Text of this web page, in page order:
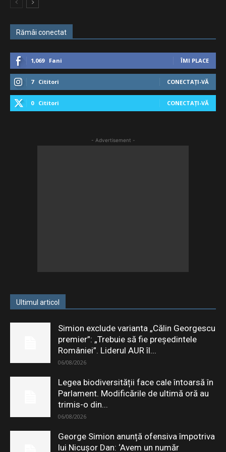
Rămâi conectat
1,069 Fani ÎMI PLACE
7 Cititori CONECTAȚI-VĂ
0 Cititori CONECTAȚI-VĂ
- Advertisement -
Ultimul articol
Simion exclude varianta „Călin Georgescu
premier”: „Trebuie să fie președintele
României”. Liderul AUR îl...
06/08/2026
Legea biodiversității face cale întoarsă în
Parlament. Modificările de ultimă oră au
trimis-o din...
06/08/2026
George Simion anunță ofensiva împotriva
lui Nicușor Dan: ‘Avem un număr